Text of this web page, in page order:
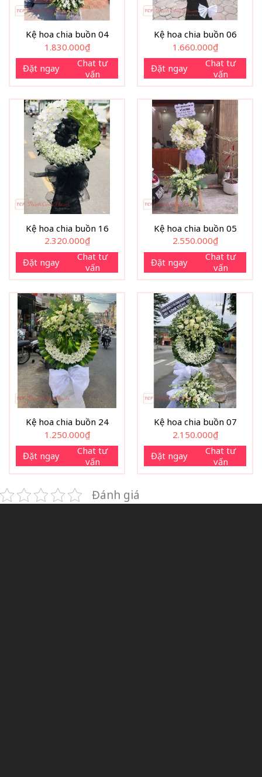
Kệ hoa chia buồn 04
1.830.000₫
Đặt ngay
Chat tư
vấn
Kệ hoa chia buồn 06
1.660.000₫
Đặt ngay
Chat tư
vấn
Kệ hoa chia buồn 16
2.320.000₫
Đặt ngay
Chat tư
vấn
Kệ hoa chia buồn 05
2.550.000₫
Đặt ngay
Chat tư
vấn
Kệ hoa chia buồn 24
1.250.000₫
Đặt ngay
Chat tư
vấn
Kệ hoa chia buồn 07
2.150.000₫
Đặt ngay
Chat tư
vấn
Đánh giá